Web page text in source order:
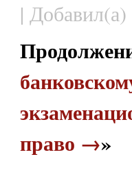
|
право →»